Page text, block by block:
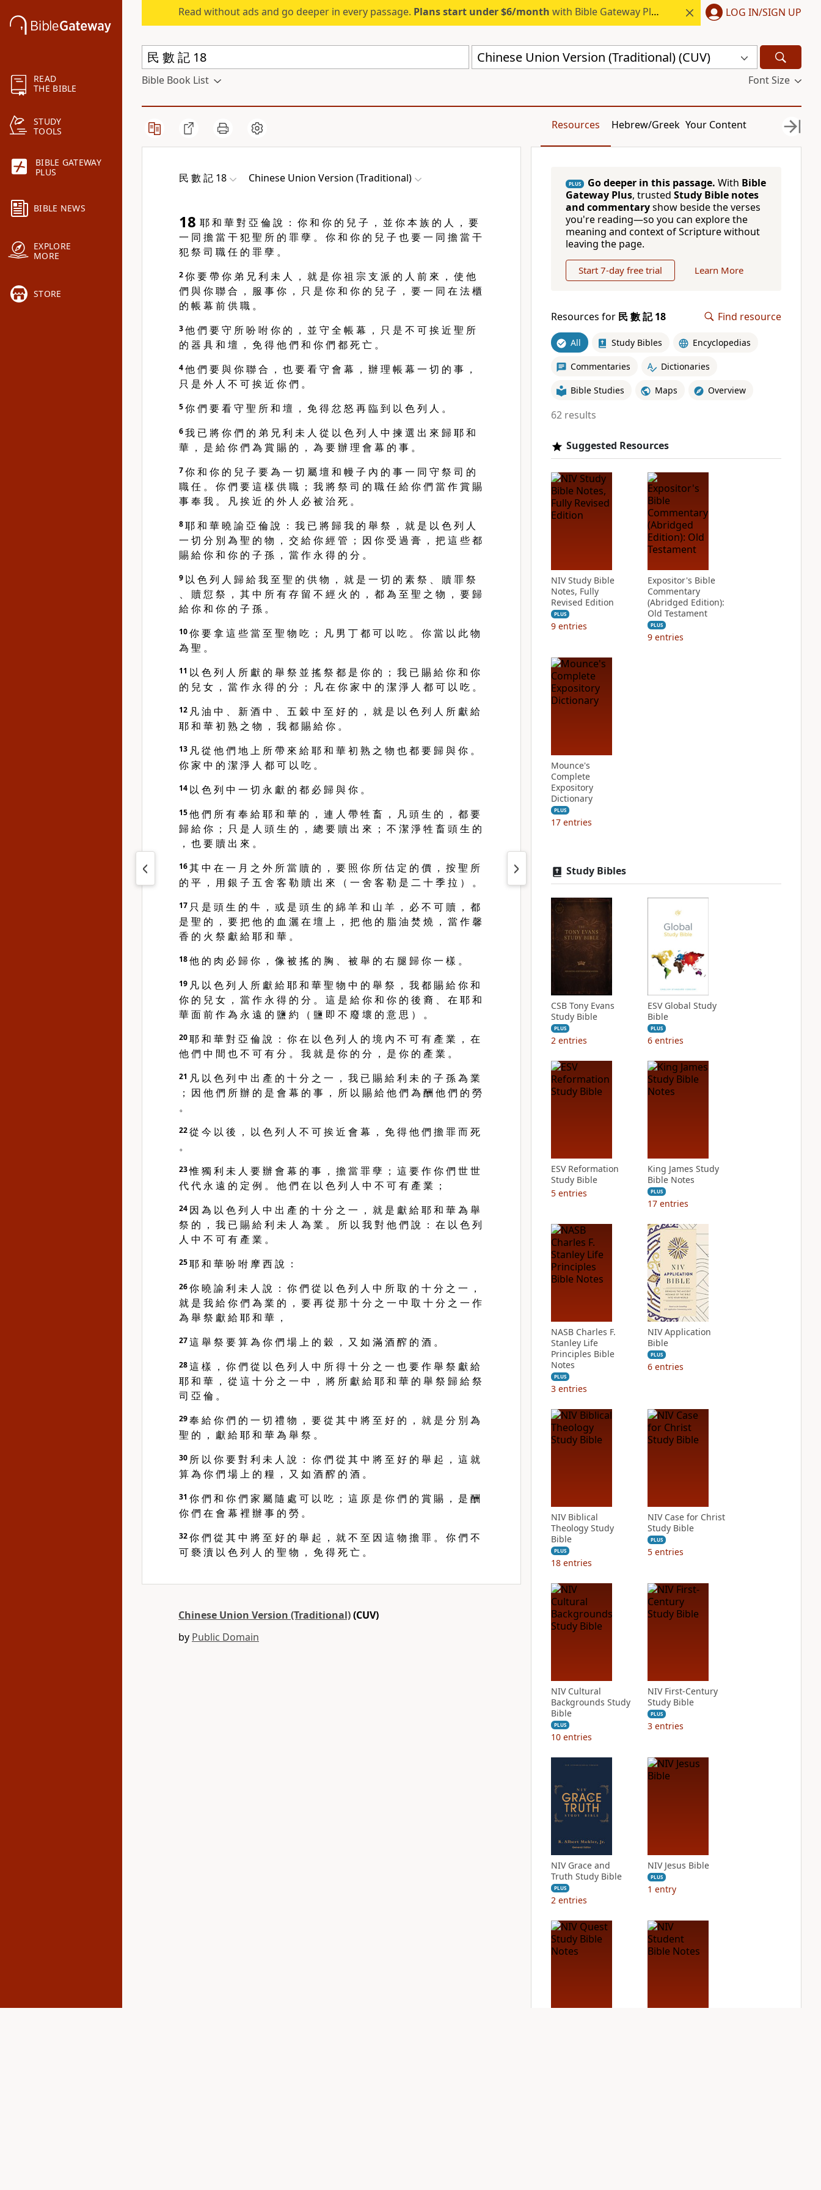
READ
THE BIBLE
STUDY
TOOLS
BIBLE GATEWAY
PLUS
BIBLE NEWS
EXPLORE
MORE
STORE
Read without ads and go deeper in every passage. Plans start under $6/month with Bible Gateway Plus. LOG IN/SIGN UP
Chinese Union Version (Traditional) (CUV)
Bible Book List Font Size
Resources Hebrew/Greek Your Content
民 數 記 18 Chinese Union Version (Traditional)
18 耶 和 華 對 亞 倫 說 ： 你 和 你 的 兒 子 ， 並 你 本 族 的 人 ， 要
一 同 擔 當 干 犯 聖 所 的 罪 孽 。 你 和 你 的 兒 子 也 要 一 同 擔 當 干
犯 祭 司 職 任 的 罪 孽 。
2你 要 帶 你 弟 兄 利 未 人 ， 就 是 你 祖 宗 支 派 的 人 前 來 ， 使 他
們 與 你 聯 合 ， 服 事 你 ， 只 是 你 和 你 的 兒 子 ， 要 一 同 在 法 櫃
的 帳 幕 前 供 職 。
3他 們 要 守 所 吩 咐 你 的 ， 並 守 全 帳 幕 ， 只 是 不 可 挨 近 聖 所
的 器 具 和 壇 ， 免 得 他 們 和 你 們 都 死 亡 。
4他 們 要 與 你 聯 合 ， 也 要 看 守 會 幕 ， 辦 理 帳 幕 一 切 的 事 ，
只 是 外 人 不 可 挨 近 你 們 。
5你 們 要 看 守 聖 所 和 壇 ， 免 得 忿 怒 再 臨 到 以 色 列 人 。
6我 已 將 你 們 的 弟 兄 利 未 人 從 以 色 列 人 中 揀 選 出 來 歸 耶 和
華 ， 是 給 你 們 為 賞 賜 的 ， 為 要 辦 理 會 幕 的 事 。
7你 和 你 的 兒 子 要 為 一 切 屬 壇 和 幔 子 內 的 事 一 同 守 祭 司 的
職 任 。 你 們 要 這 樣 供 職 ； 我 將 祭 司 的 職 任 給 你 們 當 作 賞 賜
事 奉 我 。 凡 挨 近 的 外 人 必 被 治 死 。
8耶 和 華 曉 諭 亞 倫 說 ： 我 已 將 歸 我 的 舉 祭 ， 就 是 以 色 列 人
一 切 分 別 為 聖 的 物 ， 交 給 你 經 管 ； 因 你 受 過 膏 ， 把 這 些 都
賜 給 你 和 你 的 子 孫 ， 當 作 永 得 的 分 。
9 以 色 列 人 歸 給 我 至 聖 的 供 物 ， 就 是 一 切 的 素 祭 、 贖 罪 祭
、 贖 愆 祭 ， 其 中 所 有 存 留 不 經 火 的 ， 都 為 至 聖 之 物 ， 要 歸
給 你 和 你 的 子 孫 。
10你 要 拿 這 些 當 至 聖 物 吃 ； 凡 男 丁 都 可 以 吃 。 你 當 以 此 物
為 聖 。
11 以 色 列 人 所 獻 的 舉 祭 並 搖 祭 都 是 你 的 ； 我 已 賜 給 你 和 你
的 兒 女 ， 當 作 永 得 的 分 ； 凡 在 你 家 中 的 潔 淨 人 都 可 以 吃 。
12 凡 油 中 、 新 酒 中 、 五 穀 中 至 好 的 ， 就 是 以 色 列 人 所 獻 給
耶 和 華 初 熟 之 物 ， 我 都 賜 給 你 。
13 凡 從 他 們 地 上 所 帶 來 給 耶 和 華 初 熟 之 物 也 都 要 歸 與 你 。
你 家 中 的 潔 淨 人 都 可 以 吃 。
14 以 色 列 中 一 切 永 獻 的 都 必 歸 與 你 。
15他 們 所 有 奉 給 耶 和 華 的 ， 連 人 帶 牲 畜 ， 凡 頭 生 的 ， 都 要
歸 給 你 ； 只 是 人 頭 生 的 ， 總 要 贖 出 來 ； 不 潔 淨 牲 畜 頭 生 的
， 也 要 贖 出 來 。
16其 中 在 一 月 之 外 所 當 贖 的 ， 要 照 你 所 估 定 的 價 ， 按 聖 所
的 平 ， 用 銀 子 五 舍 客 勒 贖 出 來 （ 一 舍 客 勒 是 二 十 季 拉 ） 。
17 只 是 頭 生 的 牛 ， 或 是 頭 生 的 綿 羊 和 山 羊 ， 必 不 可 贖 ， 都
是 聖 的 ， 要 把 他 的 血 灑 在 壇 上 ， 把 他 的 脂 油 焚 燒 ， 當 作 馨
香 的 火 祭 獻 給 耶 和 華 。
18他 的 肉 必 歸 你 ， 像 被 搖 的 胸 、 被 舉 的 右 腿 歸 你 一 樣 。
19 凡 以 色 列 人 所 獻 給 耶 和 華 聖 物 中 的 舉 祭 ， 我 都 賜 給 你 和
你 的 兒 女 ， 當 作 永 得 的 分 。 這 是 給 你 和 你 的 後 裔 、 在 耶 和
華 面 前 作 為 永 遠 的 鹽 約 （ 鹽 即 不 廢 壞 的 意 思 ） 。
20耶 和 華 對 亞 倫 說 ： 你 在 以 色 列 人 的 境 內 不 可 有 產 業 ， 在
他 們 中 間 也 不 可 有 分 。 我 就 是 你 的 分 ， 是 你 的 產 業 。
21 凡 以 色 列 中 出 產 的 十 分 之 一 ， 我 已 賜 給 利 未 的 子 孫 為 業
； 因 他 們 所 辦 的 是 會 幕 的 事 ， 所 以 賜 給 他 們 為 酬 他 們 的 勞
。
22從 今 以 後 ， 以 色 列 人 不 可 挨 近 會 幕 ， 免 得 他 們 擔 罪 而 死
。
23惟 獨 利 未 人 要 辦 會 幕 的 事 ， 擔 當 罪 孽 ； 這 要 作 你 們 世 世
代 代 永 遠 的 定 例 。 他 們 在 以 色 列 人 中 不 可 有 產 業 ；
24 因 為 以 色 列 人 中 出 產 的 十 分 之 一 ， 就 是 獻 給 耶 和 華 為 舉
祭 的 ， 我 已 賜 給 利 未 人 為 業 。 所 以 我 對 他 們 說 ： 在 以 色 列
人 中 不 可 有 產 業 。
25耶 和 華 吩 咐 摩 西 說 ：
26你 曉 諭 利 未 人 說 ： 你 們 從 以 色 列 人 中 所 取 的 十 分 之 一 ，
就 是 我 給 你 們 為 業 的 ， 要 再 從 那 十 分 之 一 中 取 十 分 之 一 作
為 舉 祭 獻 給 耶 和 華 ，
27這 舉 祭 要 算 為 你 們 場 上 的 穀 ， 又 如 滿 酒 醡 的 酒 。
28這 樣 ， 你 們 從 以 色 列 人 中 所 得 十 分 之 一 也 要 作 舉 祭 獻 給
耶 和 華 ， 從 這 十 分 之 一 中 ， 將 所 獻 給 耶 和 華 的 舉 祭 歸 給 祭
司 亞 倫 。
29奉 給 你 們 的 一 切 禮 物 ， 要 從 其 中 將 至 好 的 ， 就 是 分 別 為
聖 的 ， 獻 給 耶 和 華 為 舉 祭 。
30 所 以 你 要 對 利 未 人 說 ： 你 們 從 其 中 將 至 好 的 舉 起 ， 這 就
算 為 你 們 場 上 的 糧 ， 又 如 酒 醡 的 酒 。
31 你 們 和 你 們 家 屬 隨 處 可 以 吃 ； 這 原 是 你 們 的 賞 賜 ， 是 酬
你 們 在 會 幕 裡 辦 事 的 勞 。
32你 們 從 其 中 將 至 好 的 舉 起 ， 就 不 至 因 這 物 擔 罪 。 你 們 不
可 褻 瀆 以 色 列 人 的 聖 物 ， 免 得 死 亡 。
Chinese Union Version (Traditional)(CUV)
by Public Domain
PLUS Go deeper in this passage. With Bible
Gateway Plus, trusted Study Bible notes
and commentaryshow beside the verses
you're reading—so you can explore the
meaning and context of Scripture without
leaving the page.
Start 7-day free trial Learn More
Resources for 民 數 記 18 Find resource
All Study Bibles Encyclopedias
Commentaries Dictionaries
Bible Studies Maps Overview
62 results
Suggested Resources
NIV Study Bible
Notes, Fully
Revised Edition
PLUS
9 entries
Expositor's Bible
Commentary
(Abridged Edition):
Old Testament
PLUS
9 entries
Mounce's
Complete
Expository
Dictionary
PLUS
17 entries
Study Bibles
CSB Tony Evans
Study Bible
PLUS
2 entries
ESV Global Study
Bible
PLUS
6 entries
ESV Reformation
Study Bible
5 entries
King James Study
Bible Notes
PLUS
17 entries
NASB Charles F.
Stanley Life
Principles Bible
Notes
PLUS
3 entries
NIV Application
Bible
PLUS
6 entries
NIV Biblical
Theology Study
Bible
PLUS
18 entries
NIV Case for Christ
Study Bible
PLUS
5 entries
NIV Cultural
Backgrounds Study
Bible
PLUS
10 entries
NIV First-Century
Study Bible
PLUS
3 entries
NIV Grace and
Truth Study Bible
PLUS
2 entries
NIV Jesus Bible
PLUS
1 entry